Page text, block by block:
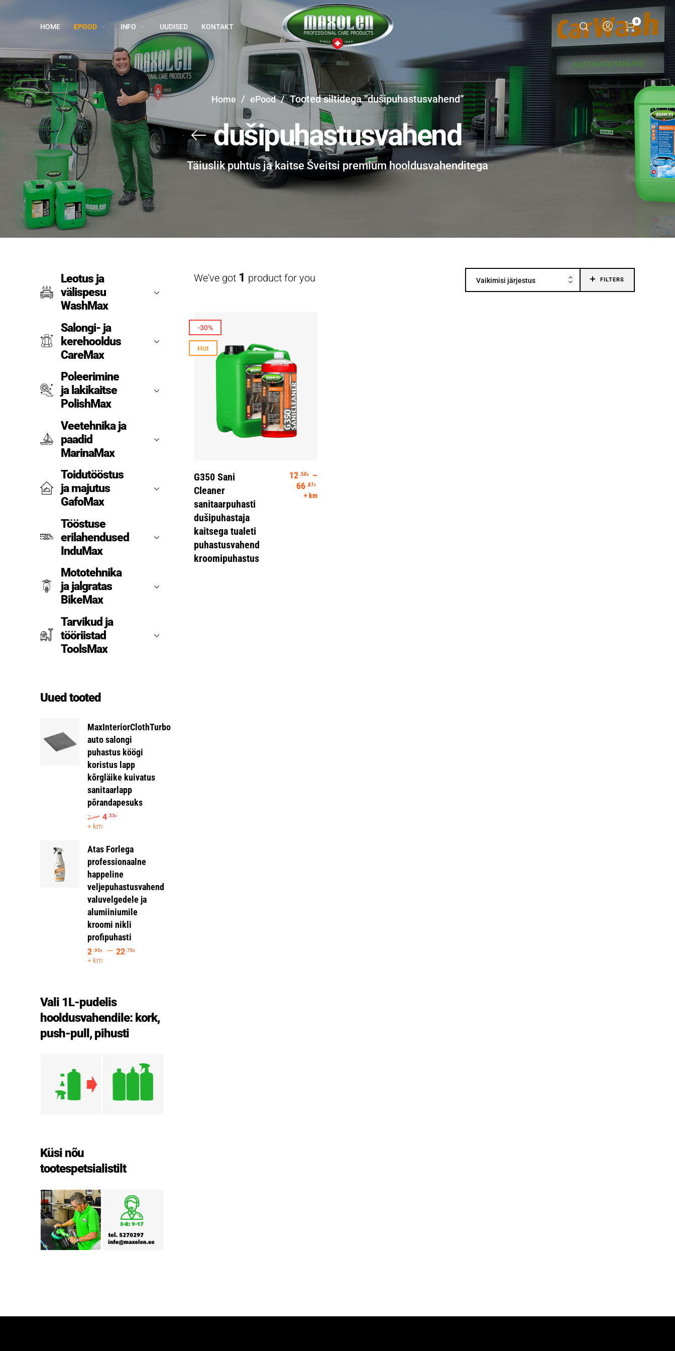
HOME EPOOD INFO UUDISED KONTAKT
0
Home / ePood / Tooted siltidega “dušipuhastusvahend”
dušipuhastusvahend
Täiuslik puhtus ja kaitse Šveitsi premium hooldusvahenditega
Leotus ja
välispesu
WashMax
Salongi- ja
kerehooldus
CareMax
Poleerimine
ja lakikaitse
PolishMax
Veetehnika ja
paadid
MarinaMax
Toidutööstus
ja majutus
GafoMax
Tööstuse
erilahendused
InduMax
Mototehnika
ja jalgratas
BikeMax
Tarvikud ja
tööriistad
ToolsMax
Uued tooted
MaxInteriorClothTurbo
auto salongi
puhastus köögi
koristus lapp
kõrgläike kuivatus
sanitaarlapp
põrandapesuks
7.19€ 4.53€
+ km
Atas Forlega
professionaalne
happeline
veljepuhastusvahend
valuvelgedele ja
alumiiniumile
kroomi nikli
profipuhasti
2.90€ – 22.70€
+ km
Vali 1L-pudelis
hooldusvahendile: kork,
push-pull, pihusti
Küsi nõu
tootespetsialistilt
We've got 1 product for you Vaikimisi järjestus FILTERS
-30%
Hot
G350 Sani
Cleaner
sanitaarpuhasti
dušipuhastaja
kaitsega tualeti
puhastusvahend
kroomipuhastus
12.50€
–
66.87€
+ km